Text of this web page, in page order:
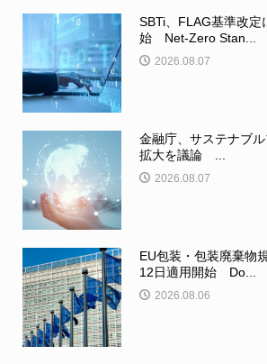
SBTi、FLAG基準改定
始 Net-Zero Stan...
2026.08.07
金融庁、サステナブ
拡大を議論 ...
2026.08.07
EU包装・包装廃棄物
12日適用開始 Do...
2026.08.06